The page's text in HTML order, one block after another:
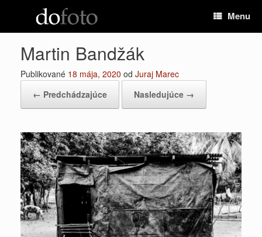
Menu
Martin Bandžák
Publikované 18 mája, 2020 od Juraj Marec
← Predchádzajúce
Nasledujúce →